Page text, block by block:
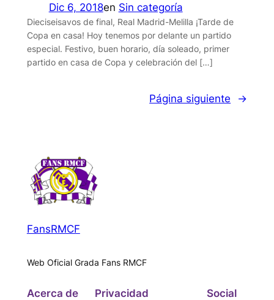
Dic 6, 2018en Sin categoría
Dieciseisavos de final, Real Madrid-Melilla ¡Tarde de
Copa en casa! Hoy tenemos por delante un partido
especial. Festivo, buen horario, día soleado, primer
partido en casa de Copa y celebración del […]
Página siguiente →
FansRMCF
Web Oficial Grada Fans RMCF
Acerca de Privacidad Social